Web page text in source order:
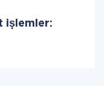
işlemler: